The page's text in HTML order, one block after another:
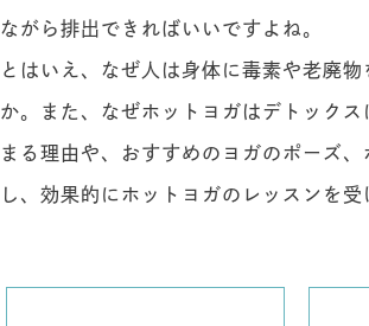
ながら排出できればいいですよね。
とはいえ、なぜ人は身体に毒素や老廃
か。また、なぜホットヨガはデトック
まる理由や、おすすめのヨガのポーズ
し、効果的にホットヨガのレッスンを